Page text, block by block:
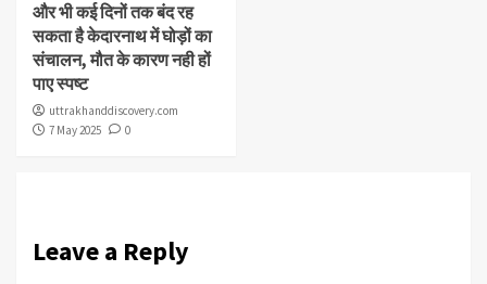
और भी कई दिनों तक बंद रह
सकता है केदारनाथ में घोड़ों का
संचालन, मौत के कारण नही हों
पाए स्पष्ट
uttrakhanddiscovery.com
7 May 2025
0
Leave a Reply